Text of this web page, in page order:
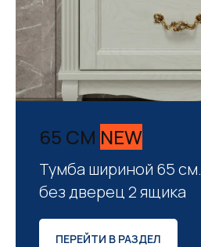
65 СМ NEW
Тумба шириной 65 см.
без дверец 2 ящика
ПЕРЕЙТИ В РАЗДЕЛ